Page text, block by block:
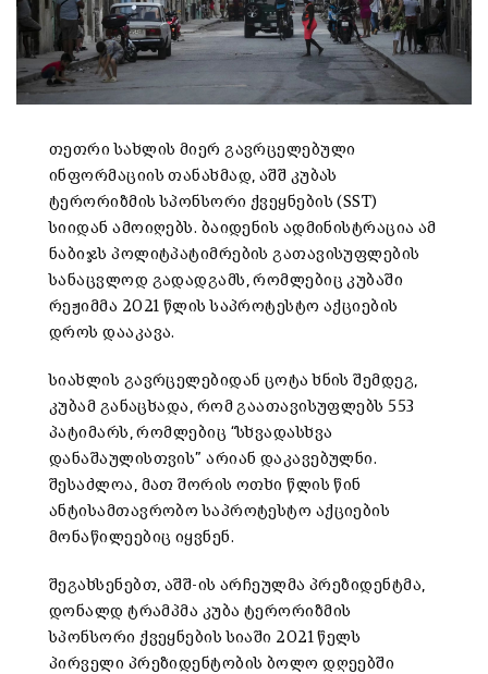
თეთრი სახლის მიერ გავრცელებული
ინფორმაციის თანახმად, აშშ კუბას
ტერორიზმის სპონსორი ქვეყნების (SST)
სიიდან ამოიღებს. ბაიდენის ადმინისტრაცია ამ
ნაბიჯს პოლიტპატიმრების გათავისუფლების
სანაცვლოდ გადადგამს, რომლებიც კუბაში
რეჟიმმა 2021 წლის საპროტესტო აქციების
დროს დააკავა.
სიახლის გავრცელებიდან ცოტა ხნის შემდეგ,
კუბამ განაცხადა, რომ გაათავისუფლებს 553
პატიმარს, რომლებიც “სხვადასხვა
დანაშაულისთვის” არიან დაკავებულნი.
შესაძლოა, მათ შორის ოთხი წლის წინ
ანტისამთავრობო საპროტესტო აქციების
მონაწილეებიც იყვნენ.
შეგახსენებთ, აშშ-ის არჩეულმა პრეზიდენტმა,
დონალდ ტრამპმა კუბა ტერორიზმის
სპონსორი ქვეყნების სიაში 2021 წელს
პირველი პრეზიდენტობის ბოლო დღეებში